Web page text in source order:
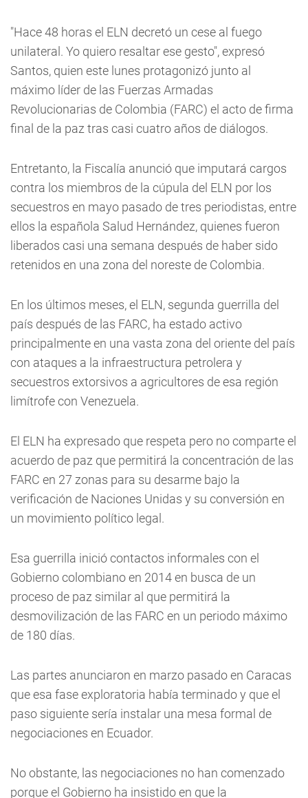
"Hace 48 horas el ELN decretó un cese al fuego
unilateral. Yo quiero resaltar ese gesto", expresó
Santos, quien este lunes protagonizó junto al
máximo líder de las Fuerzas Armadas
Revolucionarias de Colombia (FARC) el acto de firma
final de la paz tras casi cuatro años de diálogos.
Entretanto, la Fiscalía anunció que imputará cargos
contra los miembros de la cúpula del ELN por los
secuestros en mayo pasado de tres periodistas, entre
ellos la española Salud Hernández, quienes fueron
liberados casi una semana después de haber sido
retenidos en una zona del noreste de Colombia.
En los últimos meses, el ELN, segunda guerrilla del
país después de las FARC, ha estado activo
principalmente en una vasta zona del oriente del país
con ataques a la infraestructura petrolera y
secuestros extorsivos a agricultores de esa región
limítrofe con Venezuela.
El ELN ha expresado que respeta pero no comparte el
acuerdo de paz que permitirá la concentración de las
FARC en 27 zonas para su desarme bajo la
verificación de Naciones Unidas y su conversión en
un movimiento político legal.
Esa guerrilla inició contactos informales con el
Gobierno colombiano en 2014 en busca de un
proceso de paz similar al que permitirá la
desmovilización de las FARC en un periodo máximo
de 180 días.
Las partes anunciaron en marzo pasado en Caracas
que esa fase exploratoria había terminado y que el
paso siguiente sería instalar una mesa formal de
negociaciones en Ecuador.
No obstante, las negociaciones no han comenzado
porque el Gobierno ha insistido en que la